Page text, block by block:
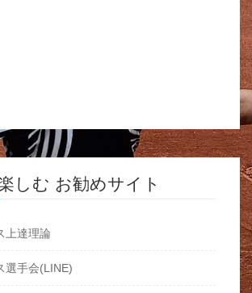
しむ お勧めサイト
上達理論
選手会(LINE)